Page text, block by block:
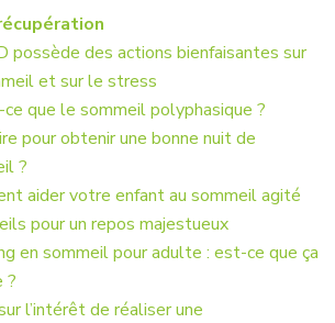
possède des actions bienfaisantes sur
et sur le stress
ce que le sommeil polyphasique ?
pour obtenir une bonne nuit de
?
aider votre enfant au sommeil agité
pour un repos majestueux
en sommeil pour adulte : est-ce que ça
?
l’intérêt de réaliser une